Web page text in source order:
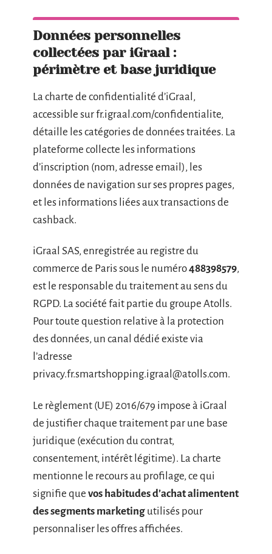
Données personnelles
collectées par iGraal :
périmètre et base juridique
La charte de confidentialité d’iGraal,
accessible sur fr.igraal.com/confidentialite,
détaille les catégories de données traitées. La
plateforme collecte les informations
d’inscription (nom, adresse email), les
données de navigation sur ses propres pages,
et les informations liées aux transactions de
cashback.
iGraal SAS, enregistrée au registre du
commerce de Paris sous le numéro488398579,
est le responsable du traitement au sens du
RGPD. La société fait partie du groupe Atolls.
Pour toute question relative à la protection
des données, un canal dédié existe via
l’adresse
privacy.fr.smartshopping.igraal@atolls.com.
Le règlement (UE) 2016/679 impose à iGraal
de justifier chaque traitement par une base
juridique (exécution du contrat,
consentement, intérêt légitime). La charte
mentionne le recours au profilage, ce qui
signifie que vos habitudes d’achat alimentent
des segments marketing utilisés pour
personnaliser les offres affichées.